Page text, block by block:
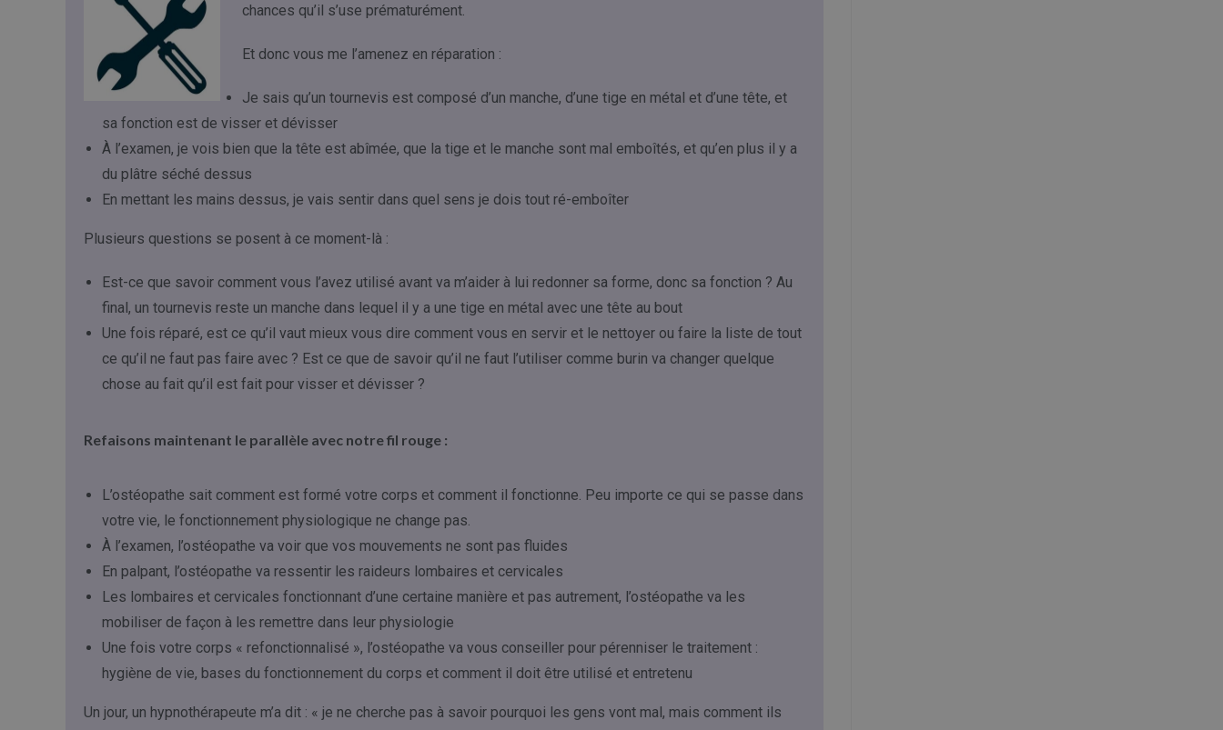
chances qu’il s’use prématurément.
Et donc vous me l’amenez en réparation :
Je sais qu’un tournevis est composé d’un manche, d’une tige en métal et d’une tête, et
sa fonction est de visser et dévisser
À l’examen, je vois bien que la tête est abîmée, que la tige et le manche sont mal emboîtés, et qu’en plus il y a
du plâtre séché dessus
En mettant les mains dessus, je vais sentir dans quel sens je dois tout ré-emboîter
Plusieurs questions se posent à ce moment-là :
Est-ce que savoir comment vous l’avez utilisé avant va m’aider à lui redonner sa forme, donc sa fonction ? Au
final, un tournevis reste un manche dans lequel il y a une tige en métal avec une tête au bout
Une fois réparé, est ce qu’il vaut mieux vous dire comment vous en servir et le nettoyer ou faire la liste de tout
ce qu’il ne faut pas faire avec ? Est ce que de savoir qu’il ne faut l’utiliser comme burin va changer quelque
chose au fait qu’il est fait pour visser et dévisser ?
Refaisons maintenant le parallèle avec notre fil rouge :
L’ostéopathe sait comment est formé votre corps et comment il fonctionne. Peu importe ce qui se passe dans
votre vie, le fonctionnement physiologique ne change pas.
À l’examen, l’ostéopathe va voir que vos mouvements ne sont pas fluides
En palpant, l’ostéopathe va ressentir les raideurs lombaires et cervicales
Les lombaires et cervicales fonctionnant d’une certaine manière et pas autrement, l’ostéopathe va les
mobiliser de façon à les remettre dans leur physiologie
Une fois votre corps « refonctionnalisé », l’ostéopathe va vous conseiller pour pérenniser le traitement :
hygiène de vie, bases du fonctionnement du corps et comment il doit être utilisé et entretenu
Un jour, un hypnothérapeute m’a dit : « je ne cherche pas à savoir pourquoi les gens vont mal, mais comment ils